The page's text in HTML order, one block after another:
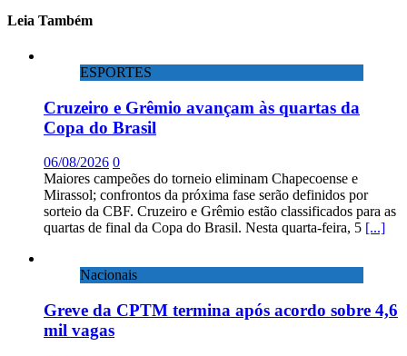
Leia Também
ESPORTES
Cruzeiro e Grêmio avançam às quartas da
Copa do Brasil
06/08/2026 0
Maiores campeões do torneio eliminam Chapecoense e
Mirassol; confrontos da próxima fase serão definidos por
sorteio da CBF. Cruzeiro e Grêmio estão classificados para as
quartas de final da Copa do Brasil. Nesta quarta-feira, 5 [...]
Nacionais
Greve da CPTM termina após acordo sobre 4,6
mil vagas